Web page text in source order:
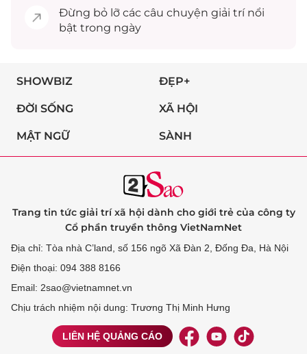
Đừng bỏ lỡ các câu chuyện giải trínổi
bật trong ngày
SHOWBIZ ĐẸP+
ĐỜI SỐNG XÃ HỘI
MẬT NGỮ SÀNH
Trang tin tức giải trí xã hội dành cho giới trẻ của công ty
Cổ phần truyền thông VietNamNet
Địa chỉ: Tòa nhà C’land, số 156 ngõ Xã Đàn 2, Đống Đa, Hà Nội
Điện thoại: 094 388 8166
Email: 2sao@vietnamnet.vn
Chịu trách nhiệm nội dung: Trương Thị Minh Hưng
LIÊN HỆ QUẢNG CÁO